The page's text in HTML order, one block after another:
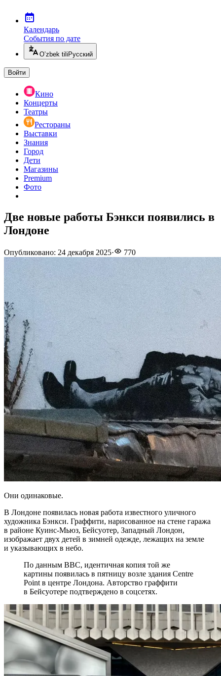
Календарь
События по дате
O’zbek tili Русский
Войти
Кино
Концерты
Театры
Рестораны
Выставки
Знания
Город
Дети
Магазины
Premium
Фото
Две новые работы Бэнкси появились в
Лондоне
Опубликовано: 24 декабря 2025· 770
Они одинаковые.
В Лондоне появилась новая работа известного уличного
художника Бэнкси. Граффити, нарисованное на стене гаража
в районе Куинс-Мьюз, Бейсуотер, Западный Лондон,
изображает двух детей в зимней одежде, лежащих на земле
и указывающих в небо.
По данным BBC, идентичная копия той же
картины появилась в пятницу возле здания Centre
Point в центре Лондона. Авторство граффити
в Бейсуотере подтверждено в соцсетях.